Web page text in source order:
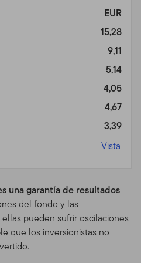
EUR
15,28
9,11
5,14
4,05
4,67
3,39
Vista
una garantía de resultados
del fondo y las
pueden sufrir oscilaciones
que los inversionistas no
disponibles en el este
de este Sitio está
las Condiciones de Uso en
el Sitio y las
momento, sin aviso
actualización se mostrará
las Condiciones de Uso
a las Condiciones de Uso
Sitio
y para propósitos
Templeton Global Advisors
adelante, " TGAL" o
por los fondos Franklin